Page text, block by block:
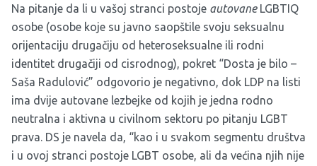
Na pitanje da li u vašoj stranci postoje autovane LGBTIQ
osobe (osobe koje su javno saopštile svoju seksualnu
orijentaciju drugačiju od heteroseksualne ili rodni
identitet drugačiji od cisrodnog), pokret “Dosta je bilo –
Saša Radulović” odgovorio je negativno, dok LDP na listi
ima dvije autovane lezbejke od kojih je jedna rodno
neutralna i aktivna u civilnom sektoru po pitanju LGBT
prava. DS je navela da, “kao i u svakom segmentu društva
i u ovoj stranci postoje LGBT osobe, ali da većina njih nije